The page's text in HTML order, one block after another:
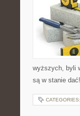
wyższych, byli
są w stanie
CATEGORIES: